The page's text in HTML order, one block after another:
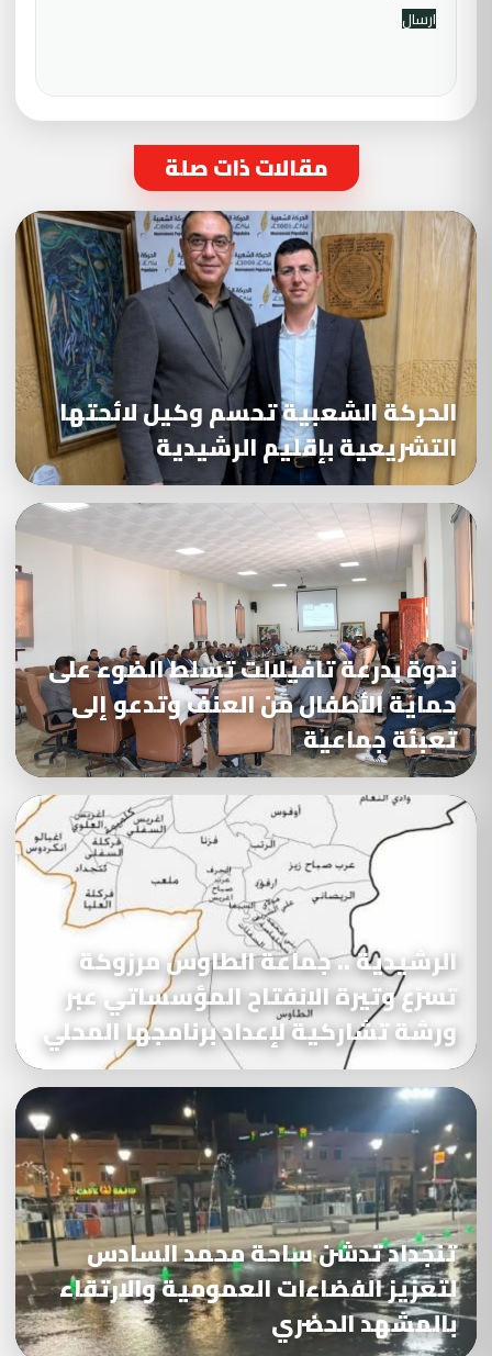
مقالات ذات صلة
الحركة الشعبية تحسم وكيل لائحتها
التشريعية بإقليم الرشيدية
ندوة بدرعة تافيلالت تسلط الضوء على
حماية الأطفال من العنف وتدعو إلى
تعبئة جماعية
الرشيدية .. جماعة الطاوس مرزوكة
تسرّع وتيرة الانفتاح المؤسساتي عبر
ورشة تشاركية لإعداد برنامجها المحلي
تنجداد تدشن ساحة محمد السادس
لتعزيز الفضاءات العمومية والارتقاء
بالمشهد الحضري